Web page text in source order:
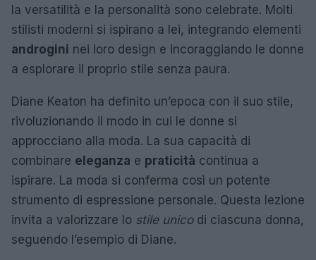
la versatilità e la personalità sono celebrate. Molti
stilisti moderni si ispirano a lei, integrando elementi
androgini nei loro design e incoraggiando le donne
a esplorare il proprio stile senza paura.
Diane Keaton ha definito un’epoca con il suo stile,
rivoluzionando il modo in cui le donne si
approcciano alla moda. La sua capacità di
combinare eleganza e praticità continua a
ispirare. La moda si conferma così un potente
strumento di espressione personale. Questa lezione
invita a valorizzare lo stile unicodi ciascuna donna,
seguendo l’esempio di Diane.